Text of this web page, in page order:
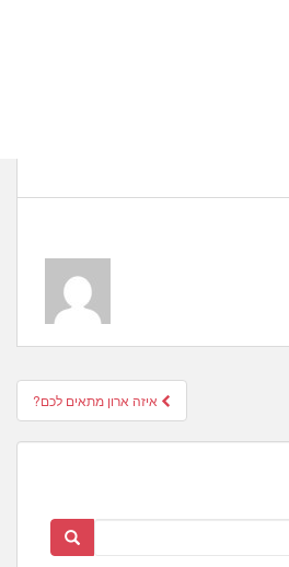
איזה ארון מתאים לכם?